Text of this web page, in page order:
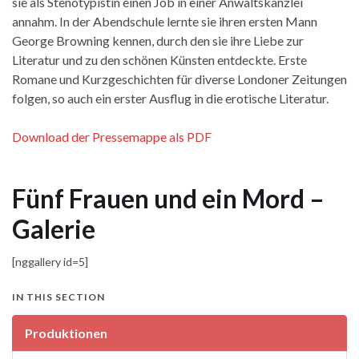
annahm. In der Abendschule lernte sie ihren ersten Mann
George Browning kennen, durch den sie ihre Liebe zur
Literatur und zu den schönen Künsten entdeckte. Erste
Romane und Kurzgeschichten für diverse Londoner Zeitungen
folgen, so auch ein erster Ausflug in die erotische Literatur.
Download der Pressemappe als PDF
Fünf Frauen und ein Mord –
Galerie
[nggallery id=5]
IN THIS SECTION
Produktionen